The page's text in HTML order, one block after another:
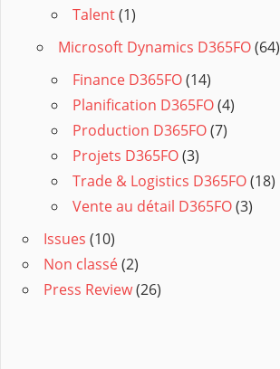
Talent(1)
Microsoft Dynamics D365FO(64)
Finance D365FO(14)
Planification D365FO(4)
Production D365FO(7)
Projets D365FO(3)
Trade & Logistics D365FO(18)
Vente au détail D365FO(3)
Issues (10)
Non classé(2)
Press Review(26)